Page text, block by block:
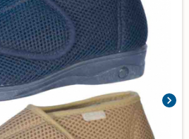
chevron_right